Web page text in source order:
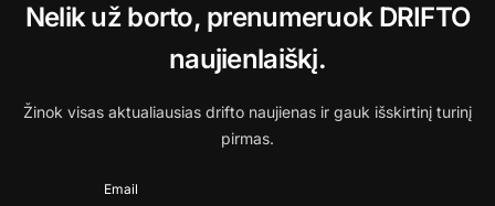
Nelik už borto, prenumeruok DRIFTO
naujienlaiškį.
Žinok visas aktualiausias drifto naujienas ir gauk išskirtinį turinį
pirmas.
Email